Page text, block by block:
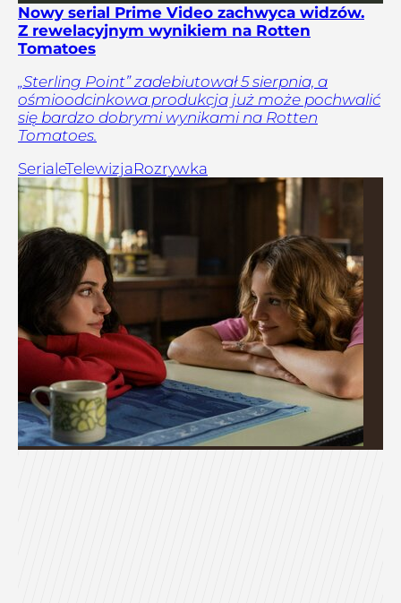
Nowy serial Prime Video zachwyca widzów.
Z rewelacyjnym wynikiem na Rotten
Tomatoes
„Sterling Point” zadebiutował 5 sierpnia, a
ośmioodcinkowa produkcja już może pochwalić
się bardzo dobrymi wynikami na Rotten
Tomatoes.
SerialeTelewizjaRozrywka